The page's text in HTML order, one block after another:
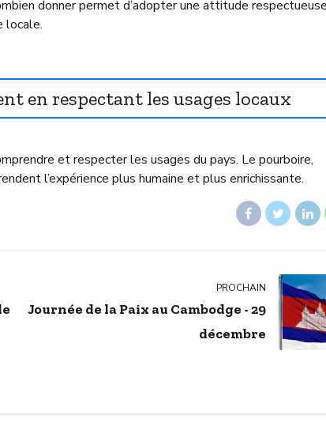
donner permet d’adopter une attitude
locale.
en respectant les usages locaux
et respecter les usages du pays. Le pourboire,
l’expérience plus humaine et plus enrichissante.
PROCHAIN
Journée de la Paix au Cambodge - 29
décembre